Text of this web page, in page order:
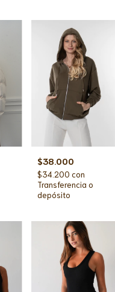
$38.000
$34.200 con
Transferencia o
depósito